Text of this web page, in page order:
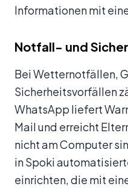
Informationen mit
Notfall- und
Bei Wetternotfällen,
Sicherheitsvorfällen
WhatsApp liefert
Mail und erreicht
nicht am Computer
in Spoki
einrichten, die mit